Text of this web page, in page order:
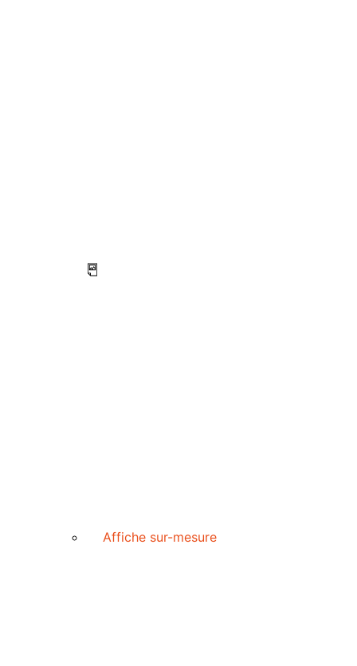
Affiche sur-mesure